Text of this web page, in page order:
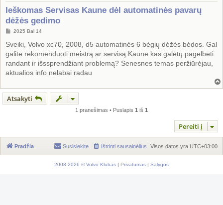
Ieškomas Servisas Kaune dėl automatinės pavarų
dėžės gedimo
S
a
n
d
r
t
ė
2025 Bal 14
Sveiki, Volvo xc70, 2008, d5 automatinės 6 bėgių dėžės bėdos. Gal
galite rekomenduoti meistrą ar servisą Kaune kas galėtų pagelbėti
randant ir išssprendžiant problemą? Senesnes temas peržiūrėjau,
aktualios info nelabai radau
Atsakyti
1 pranešimas • Puslapis 1 iš 1
Pereiti į
Pradžia Visos datos yra UTC+03:00
Ištrinti sausainėlius
Susisiekite
2008-2026 © Volvo Klubas | Privatumas | Sąlygos